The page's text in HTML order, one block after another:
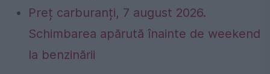
Preț carburanți, 7 august 2026.
Schimbarea apărută înainte de weekend
la benzinării